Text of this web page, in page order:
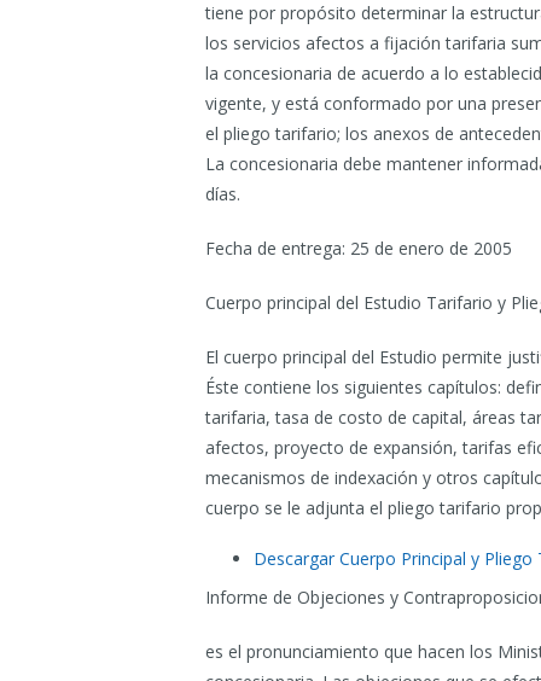
tiene por propósito determinar la
los servicios afectos a fijación tarifaria
la concesionaria de acuerdo a lo
vigente, y está conformado por una
el pliego tarifario; los anexos de
La concesionaria debe mantener
días.
Fecha de entrega: 25 de enero de 2005
Cuerpo principal del Estudio Tarifario y
El cuerpo principal del Estudio permite
Éste contiene los siguientes capítulos:
tarifaria, tasa de costo de capital, áreas
afectos, proyecto de expansión, tarifas
mecanismos de indexación y otros
cuerpo se le adjunta el pliego tarifario
Descargar Cuerpo Principal y Pliego
Informe de Objeciones y
es el pronunciamiento que hacen los